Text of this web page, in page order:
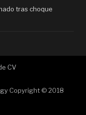
tras choque
CV
Copyright © 2018